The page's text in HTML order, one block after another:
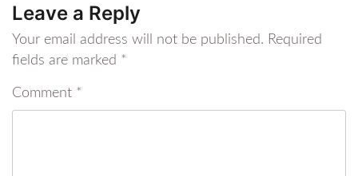
Leave a Reply
Your email address will not be published. Required
fields are marked *
Comment *